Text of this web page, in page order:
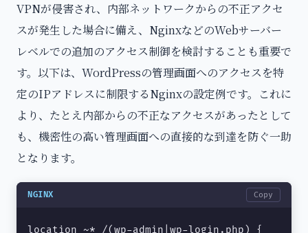
VPNが侵害され、内部ネットワークからの不正アクセ
スが発生した場合に備え、NginxなどのWebサーバー
レベルでの追加のアクセス制御を検討することも重要で
す。以下は、WordPressの管理画面へのアクセスを特
定のIPアドレスに制限するNginxの設定例です。これに
より、たとえ内部からの不正なアクセスがあったとして
も、機密性の高い管理画面への直接的な到達を防ぐ一助
となります。
NGINX Copy
location ~* /(wp-admin|wp-login.php) {